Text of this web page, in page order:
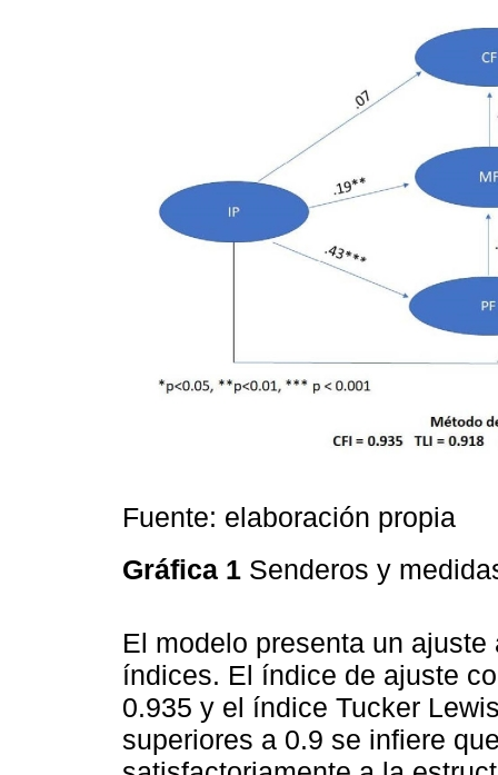
Fuente: elaboración propia
Gráfica 1 Senderos y
El modelo presenta un
índices. El índice de ajuste
0.935 y el índice Tucker
superiores a 0.9 se infiere